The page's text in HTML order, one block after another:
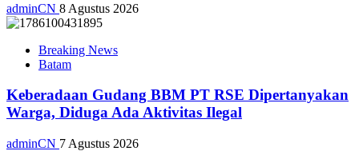
adminCN 8 Agustus 2026
Breaking News
Batam
Keberadaan Gudang BBM PT RSE Dipertanyakan
Warga, Diduga Ada Aktivitas Ilegal
adminCN 7 Agustus 2026